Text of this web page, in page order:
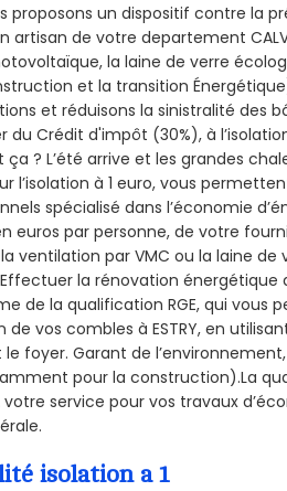
proposons un dispositif contre la
artisan de votre departement
la laine de verre
et la transition
et réduisons la sinistralité des
du Crédit d'impôt (30%), à
? L’été arrive et les grandes
l’isolation à 1 euro, vous
spécialisé dans l’économie
euros par personne, de votre
ventilation par VMC ou la laine
la rénovation énergétique
de la qualification RGE, qui vous
de vos combles à ESTRY, en
foyer. Garant de
pour la construction).La
votre service pour vos travaux
isolation a 1